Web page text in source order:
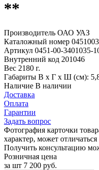
**
Производитель ОАО УАЗ
Каталожный номер
Артикул 0451-00-3401035-
Внутренний код 201046
Вес 2180 г.
Габариты В х Г х Ш (см):
Наличие В наличии
Доставка
Оплата
Гарантии
Задать вопрос
Фотография карточки
характер, может
Получить консультацию
Розничная цена
за шт 7 200 руб.